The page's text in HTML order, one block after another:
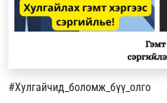
#Хулгайчид_боломж_бүү_олго